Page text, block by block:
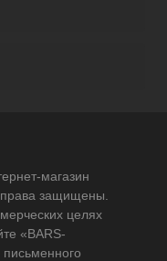
магазин
права защищены.
целях
«BARS-
письменного